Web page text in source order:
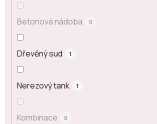
Betonová nádoba 0
Dřevěný sud 1
Nerezový tank 1
Kombinace 0